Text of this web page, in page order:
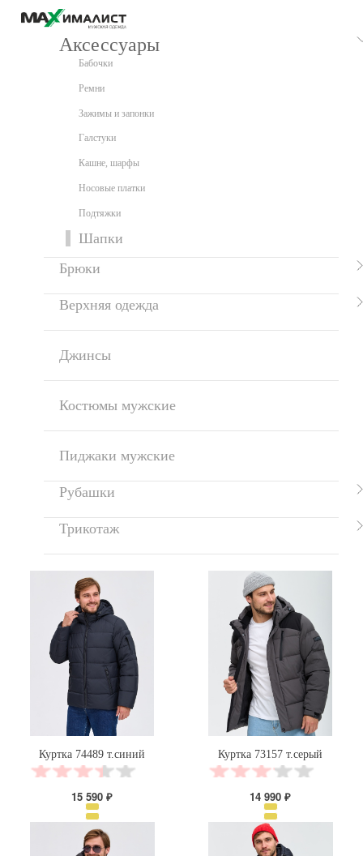
Аксессуары
Бабочки
Ремни
Зажимы и запонки
Галстуки
Кашне, шарфы
Носовые платки
Подтяжки
Шапки
Брюки
Верхняя одежда
Джинсы
Костюмы мужские
Пиджаки мужские
Рубашки
Трикотаж
Куртка 74489 т.синий
15 590 ₽
Куртка 73157 т.серый
14 990 ₽